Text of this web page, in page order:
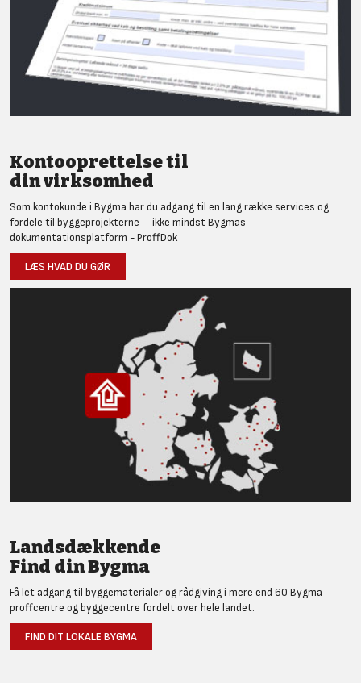
Kontooprettelse til
din virksomhed
Som kontokunde i Bygma har du adgang til en lang række services og
fordele til byggeprojekterne – ikke mindst Bygmas
dokumentationsplatform - ProffDok
LÆS HVAD DU GØR
Landsdækkende
Find din Bygma
Få let adgang til byggematerialer og rådgiving i mere end 60 Bygma
proffcentre og byggecentre fordelt over hele landet.
FIND DIT LOKALE BYGMA